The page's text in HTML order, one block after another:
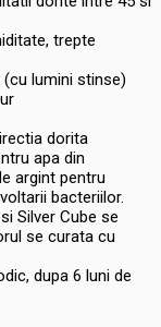
trepte
lumini stinse)
dorita
apa din
argint pentru
bacteriilor.
Silver Cube se
se curata cu
dupa 6 luni de